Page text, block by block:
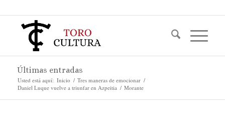
Últimas entradas
Usted está aquí: Inicio / Tres maneras de emocionar /
Daniel Luque vuelve a triunfar en Azpeitia / Morante